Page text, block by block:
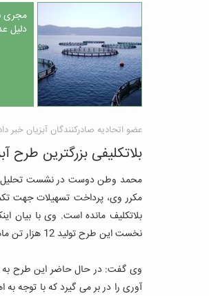
مجری
دلیل
عضو اتحادیه صادرکنندگان آبزیان خبر
بلاتکلیفی بزرگترین طرح
محمد وطن دوست در نشست تحلیل و
مکرر وی، پرداخت تسهیلات جهت
بلاتکلیف مانده است. وی با بیان
نخست این طرح تولید 12 هزار تن ماهی در نظر گرفته شده بود و با توسعه و تکمیل آن به ظرفیت 30 هزار تن در سال خواهد رسید.
وی گفت: در حال حاضر این طرح به
آوری را در بر می گیرد که با توجه